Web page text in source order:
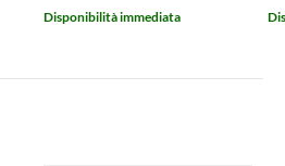
Disponibilità immediata